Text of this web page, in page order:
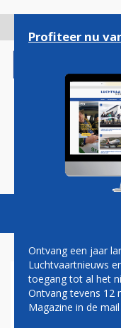
gaan
Magazine
DELTA
MET
Profiteer nu
Ontvang een jaar
Luchtvaartnieuws
toegang tot al het
Ontvang tevens 12
Magazine in de